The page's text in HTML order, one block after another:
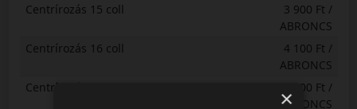
Centrírozás 15 coll
3 900 Ft /
ABRONCS
Centrírozás 16 coll
4 100 Ft /
ABRONCS
Centrírozás 17 coll
5 000 Ft /
ABRONCS
×